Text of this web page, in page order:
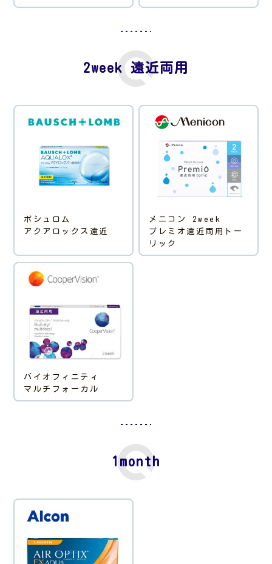
2week 遠近両用
ボシュロム
アクアロックス遠近
メニコン 2week
プレミオ遠近両用トー
リック
バイオフィニティ
マルチフォーカル
1month